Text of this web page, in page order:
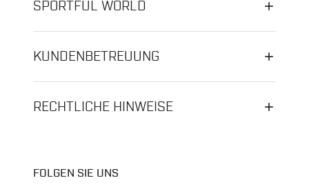
SPORTFUL WORLD
KUNDENBETREUUNG
RECHTLICHE HINWEISE
FOLGEN SIE UNS